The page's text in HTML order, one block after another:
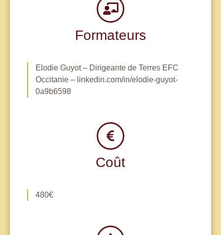
Formateurs
Elodie Guyot – Dirigeante de Terres EFC
Occitanie – linkedin.com/in/elodie-guyot-
0a9b6598
Coût
480€